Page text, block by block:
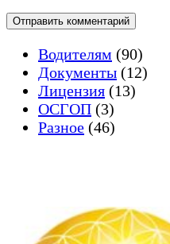
Водителям (90)
Документы (12)
Лицензия (13)
ОСГОП (3)
Разное (46)